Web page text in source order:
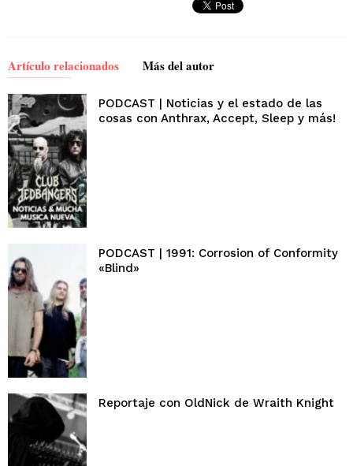
Artículo relacionados Más del autor
PODCAST | Noticias y el estado de las
cosas con Anthrax, Accept, Sleep y más!
PODCAST | 1991: Corrosion of Conformity
«Blind»
Reportaje con OldNick de Wraith Knight